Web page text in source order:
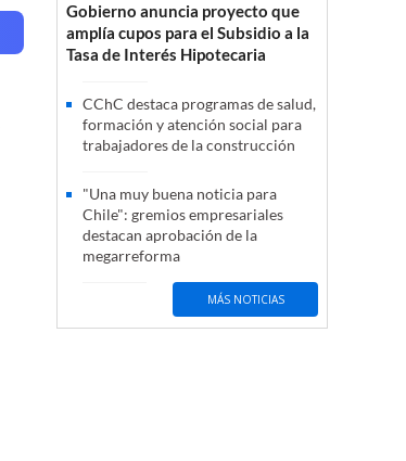
Gobierno anuncia proyecto que
amplía cupos para el Subsidio a la
Tasa de Interés Hipotecaria
CChC destaca programas de salud,
formación y atención social para
trabajadores de la construcción
"Una muy buena noticia para
Chile": gremios empresariales
destacan aprobación de la
megarreforma
MÁS NOTICIAS